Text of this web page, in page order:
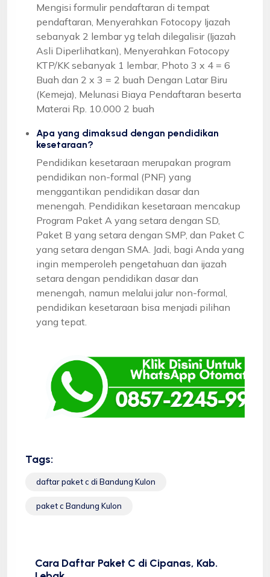
Mengisi formulir pendaftaran di tempat
pendaftaran, Menyerahkan Fotocopy Ijazah
sebanyak 2 lembar yg telah dilegalisir (Ijazah
Asli Diperlihatkan), Menyerahkan Fotocopy
KTP/KK sebanyak 1 lembar, Photo 3 x 4 = 6
Buah dan 2 x 3 = 2 buah Dengan Latar Biru
(Kemeja), Melunasi Biaya Pendaftaran beserta
Materai Rp. 10.000 2 buah
Apa yang dimaksud dengan pendidikan
kesetaraan?
Pendidikan kesetaraan merupakan program
pendidikan non-formal (PNF) yang
menggantikan pendidikan dasar dan
menengah. Pendidikan kesetaraan mencakup
Program Paket A yang setara dengan SD,
Paket B yang setara dengan SMP, dan Paket C
yang setara dengan SMA. Jadi, bagi Anda yang
ingin memperoleh pengetahuan dan ijazah
setara dengan pendidikan dasar dan
menengah, namun melalui jalur non-formal,
pendidikan kesetaraan bisa menjadi pilihan
yang tepat.
Tags:
daftar paket c di Bandung Kulon
paket c Bandung Kulon
Cara Daftar Paket C di Cipanas, Kab.